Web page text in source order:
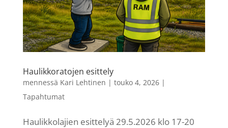
Haulikkoratojen esittely
mennessä Kari Lehtinen | touko 4, 2026|
Tapahtumat
Haulikkolajien esittelyä 29.5.2026 klo 17-20